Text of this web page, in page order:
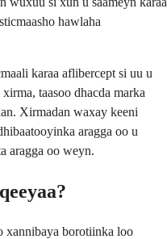
hawlaha
karaa aflibercept si uu u
taasoo dhacda marka
Xirmadan waxay keeni
aragga oo u
aragga oo weyn.
xannibaya borotiinka loo